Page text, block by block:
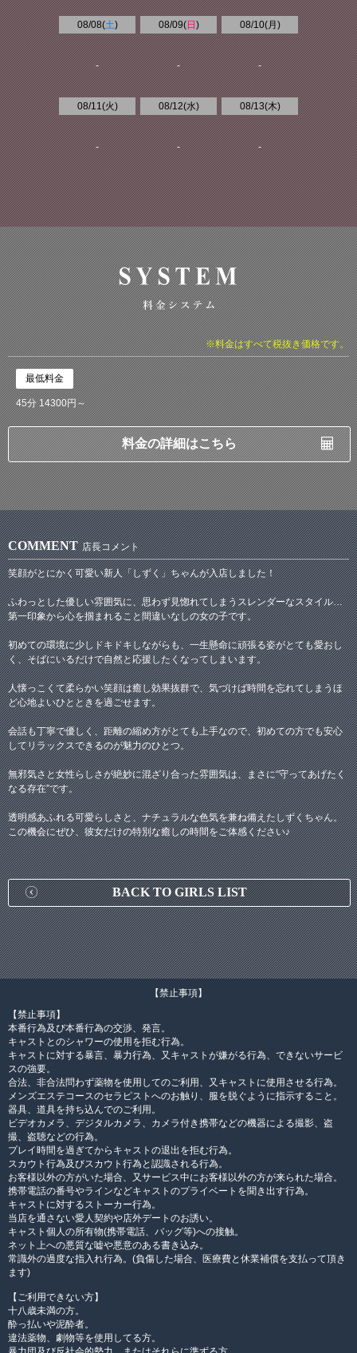
08/08(土)
-
08/09(日 )
-
08/10(月 )
-
08/11(火)
-
08/12(水)
-
08/13(木)
-
※料金はすべて税抜き価格です。
最低料金
45分 14300円～
料金の詳細はこちら
COMMENT 店長コメント
笑顔がとにかく可愛い新人「しずく」ちゃんが入店しました！
ふわっとした優しい雰囲気に、思わず見惚れてしまうスレンダーなスタイル…
第一印象から心を掴まれること間違いなしの女の子です。
初めての環境に少しドキドキしながらも、一生懸命に頑張る姿がとても愛おし
く、そばにいるだけで自然と応援したくなってしまいます。
人懐っこくて柔らかい笑顔は癒し効果抜群で、気づけば時間を忘れてしまうほ
ど心地よいひとときを過ごせます。
会話も丁寧で優しく、距離の縮め方がとても上手なので、初めての方でも安心
してリラックスできるのが魅力のひとつ。
無邪気さと女性らしさが絶妙に混ざり合った雰囲気は、まさに“守ってあげたく
なる存在”です。
透明感あふれる可愛らしさと、ナチュラルな色気を兼ね備えたしずくちゃん。
この機会にぜひ、彼女だけの特別な癒しの時間をご体感ください♪
BACK TO GIRLS LIST
【禁止事項】
【禁止事項】
本番行為及び本番行為の交渉、発言。
キャストとのシャワーの使用を拒む行為。
キャストに対する暴言、暴力行為、又キャストが嫌がる行為、できないサービ
スの強要。
合法、非合法問わず薬物を使用してのご利用、又キャストに使用させる行為。
メンズエステコースのセラピストへのお触り、服を脱ぐように指示すること。
器具、道具を持ち込んでのご利用。
ビデオカメラ、デジタルカメラ、カメラ付き携帯などの機器による撮影、盗
撮、盗聴などの行為。
プレイ時間を過ぎてからキャストの退出を拒む行為。
スカウト行為及びスカウト行為と認識される行為。
お客様以外の方がいた場合、又サービス中にお客様以外の方が来られた場合。
携帯電話の番号やラインなどキャストのプライベートを聞き出す行為。
キャストに対するストーカー行為。
当店を通さない愛人契約や店外デートのお誘い。
キャスト個人の所有物(携帯電話、バッグ等)への接触。
ネット上への悪質な嘘や悪意のある書き込み。
常識外の過度な指入れ行為。(負傷した場合、医療費と休業補償を支払って頂き
ます)
【ご利用できない方】
十八歳未満の方。
酔っ払いや泥酔者。
違法薬物、劇物等を使用してる方。